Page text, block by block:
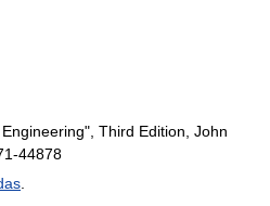
Third Edition, John
44878